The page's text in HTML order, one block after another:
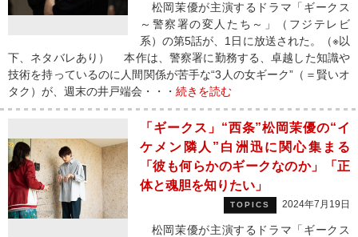
松岡茉優が主演するドラマ「ギークス
～警察署の変人たち～」（フジテレビ
系）の第5話が、1日に放送された。（※以
下、ネタバレあり） 本作は、警察署に勤務する、卓越した知識や
技術を持っているのに人間関係が苦手な“3人の女ギーク”（＝賢いオ
タク）が、週末の井戸端会・・・ 続きを読む
「ギークス」“西条”松岡茉優の“イ
ケメン隣人”白洲迅に関心集まる
「彼も何らかのギークなのか」「正
体と魂胆を知りたい」
TOPICS 2024年7月19日
松岡茉優が主演するドラマ「ギークス